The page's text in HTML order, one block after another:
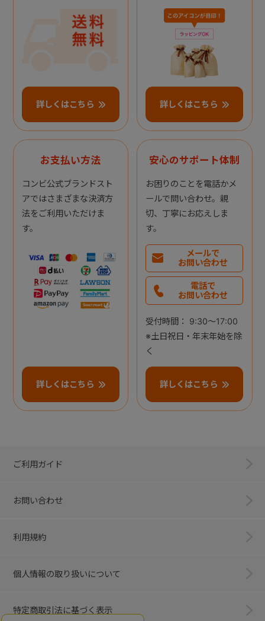
詳しくはこちら 詳しくはこちら
お支払い方法
コンビ公式ブランドスト
アではさまざまな決済方
法をご利用いただけま
す。
詳しくはこちら
安心のサポート体制
お困りのことを電話かメ
ールで問い合わせ。親
切、丁寧にお応えしま
す。
メールで
お問い合わせ
電話で
お問い合わせ
受付時間： 9:30～17:00
※土日祝日・年末年始を除
く
詳しくはこちら
ご利用ガイド
お問い合わせ
利用規約
個人情報の取り扱いについて
特定商取引法に基づく表示